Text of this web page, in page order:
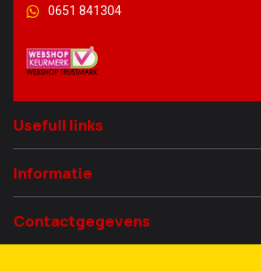
0651 841304
Usefull links
Informatie
Contactgegevens